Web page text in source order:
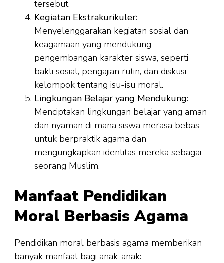
tersebut.
Kegiatan Ekstrakurikuler:
Menyelenggarakan kegiatan sosial dan
keagamaan yang mendukung
pengembangan karakter siswa, seperti
bakti sosial, pengajian rutin, dan diskusi
kelompok tentang isu-isu moral.
Lingkungan Belajar yang Mendukung:
Menciptakan lingkungan belajar yang aman
dan nyaman di mana siswa merasa bebas
untuk berpraktik agama dan
mengungkapkan identitas mereka sebagai
seorang Muslim.
Manfaat Pendidikan
Moral Berbasis Agama
Pendidikan moral berbasis agama memberikan
banyak manfaat bagi anak-anak: